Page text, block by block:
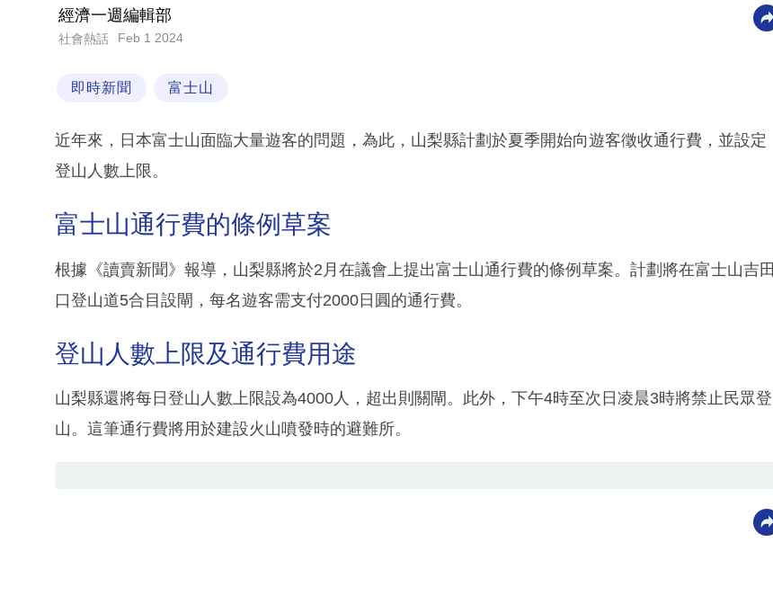
經濟一週編輯部
社會熱話 Feb 1 2024
即時新聞 富士山
近年來，日本富士山面臨大量遊客的問題，為此，山梨縣計劃於夏季開始向遊客徵收通行費，並設定
登山人數上限。
富士山通行費的條例草案
根據《讀賣新聞》報導，山梨縣將於2月在議會上提出富士山通行費的條例草案。計劃將在富士山吉田
口登山道5合目設閘，每名遊客需支付2000日圓的通行費。
登山人數上限及通行費用途
山梨縣還將每日登山人數上限設為4000人，超出則關閘。此外，下午4時至次日凌晨3時將禁止民眾登
山。這筆通行費將用於建設火山噴發時的避難所。